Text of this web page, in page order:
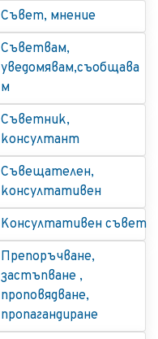
Съвет, мнение
Съветвам,
уведомявам,съобщава
м
Съветник,
консултант
Съвещателен,
консултативен
Консултативен съвет
Препоръчване,
застъпване ,
проповядване,
пропагандиране